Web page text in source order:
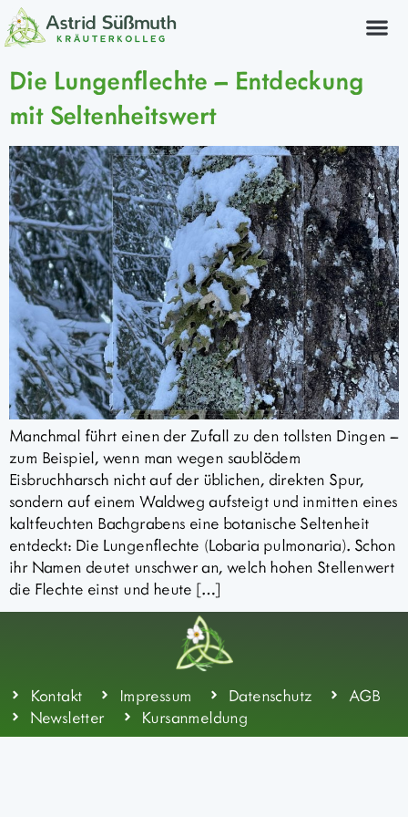
Die Lungenflechte – Entdeckung
mit Seltenheitswert
Manchmal führt einen der Zufall zu den tollsten Dingen –
zum Beispiel, wenn man wegen saublödem
Eisbruchharsch nicht auf der üblichen, direkten Spur,
sondern auf einem Waldweg aufsteigt und inmitten eines
kaltfeuchten Bachgrabens eine botanische Seltenheit
entdeckt: Die Lungenflechte (Lobaria pulmonaria). Schon
ihr Namen deutet unschwer an, welch hohen Stellenwert
die Flechte einst und heute […]
Kontakt Impressum Datenschutz
AGB
Newsletter
Kursanmeldung